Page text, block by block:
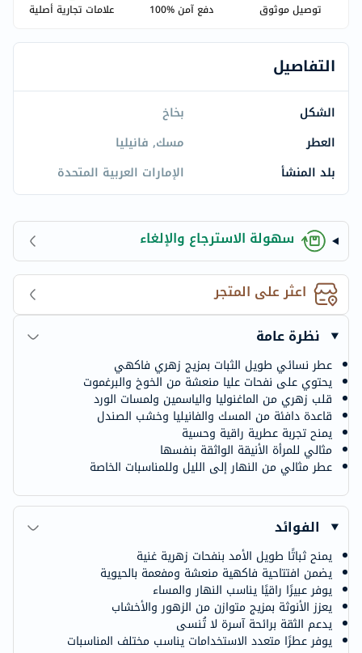
توصيل موثوق دفع آمن %100 علامات تجارية أصلية
التفاصيل
الشكل
بخاخ
العطر
مسك, فانيليا
بلد المنشأ
الإمارات العربية المتحدة
سهولة الاسترجاع والإلغاء
اعثر على المتجر
نظرة عامة
عطر نسائي طويل الثبات بمزيج زهري فاكهي
يحتوي على نفحات عليا منعشة من الخوخ والبرغموت
قلب زهري من الماغنوليا والياسمين ولمسات الورد
قاعدة دافئة من المسك والفانيليا وخشب الصندل
يمنح تجربة عطرية راقية وحسية
مثالي للمرأة الأنيقة الواثقة بنفسها
عطر مثالي من النهار إلى الليل وللمناسبات الخاصة
الفوائد
يمنح ثباتًا طويل الأمد بنفحات زهرية غنية
يضمن افتتاحية فاكهية منعشة ومفعمة بالحيوية
يوفر عبيرًا راقيًا يناسب النهار والمساء
يعزز الأنوثة بمزيج متوازن من الزهور والأخشاب
يدعم الثقة برائحة آسرة لا تُنسى
يوفر عطرًا متعدد الاستخدامات يناسب مختلف المناسبات